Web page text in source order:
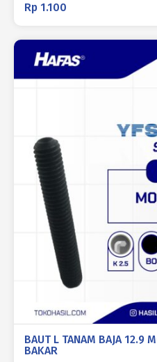
Rp 1.100
BAUT L TANAM BAJA 12.9
BAKAR